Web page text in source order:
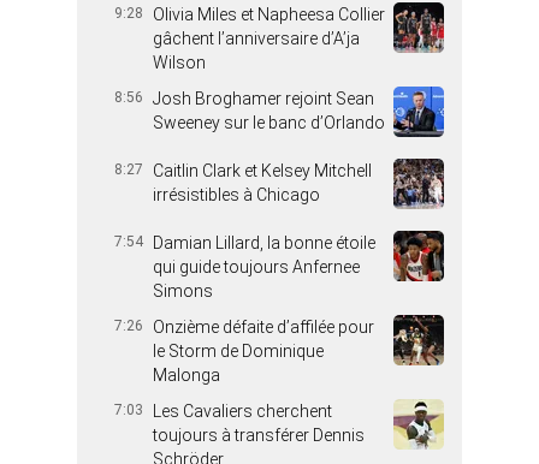
9:28
Olivia Miles et Napheesa Collier
gâchent l’anniversaire d’A’ja
Wilson
8:56
Josh Broghamer rejoint Sean
Sweeney sur le banc d’Orlando
8:27
Caitlin Clark et Kelsey Mitchell
irrésistibles à Chicago
7:54
Damian Lillard, la bonne étoile
qui guide toujours Anfernee
Simons
7:26
Onzième défaite d’affilée pour
le Storm de Dominique
Malonga
7:03
Les Cavaliers cherchent
toujours à transférer Dennis
Schröder